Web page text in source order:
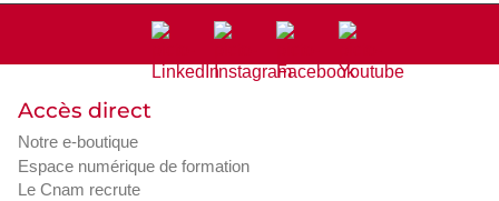
Accès direct
Notre e-boutique
Espace numérique de formation
Le Cnam recrute